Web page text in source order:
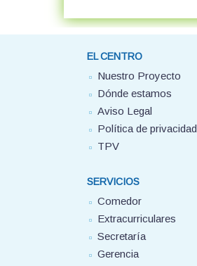
EL CENTRO
Nuestro Proyecto
Dónde estamos
Aviso Legal
Política de privacidad
TPV
SERVICIOS
Comedor
Extracurriculares
Secretaría
Gerencia